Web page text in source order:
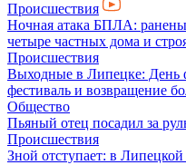
Происшествия
Ночная атака БПЛА:
четыре частных дома и
Происшествия
Выходные в Липецке: День
фестиваль и возвращение
Общество
Пьяный отец посадил за
Происшествия
Зной отступает: в